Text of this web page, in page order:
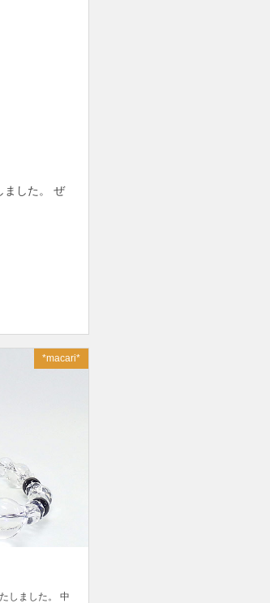
ました。 ぜ
*macari*
しました。 中